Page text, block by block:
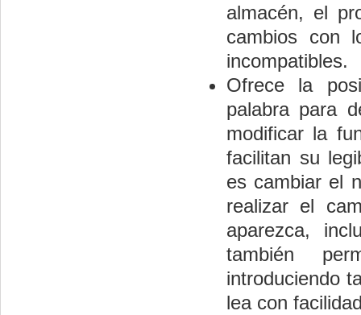
almacén, el
cambios con
incompatibles.
Ofrece la
palabra para
modificar la
facilitan su
es cambiar el
realizar el
aparezca,
también
introduciendo
lea con